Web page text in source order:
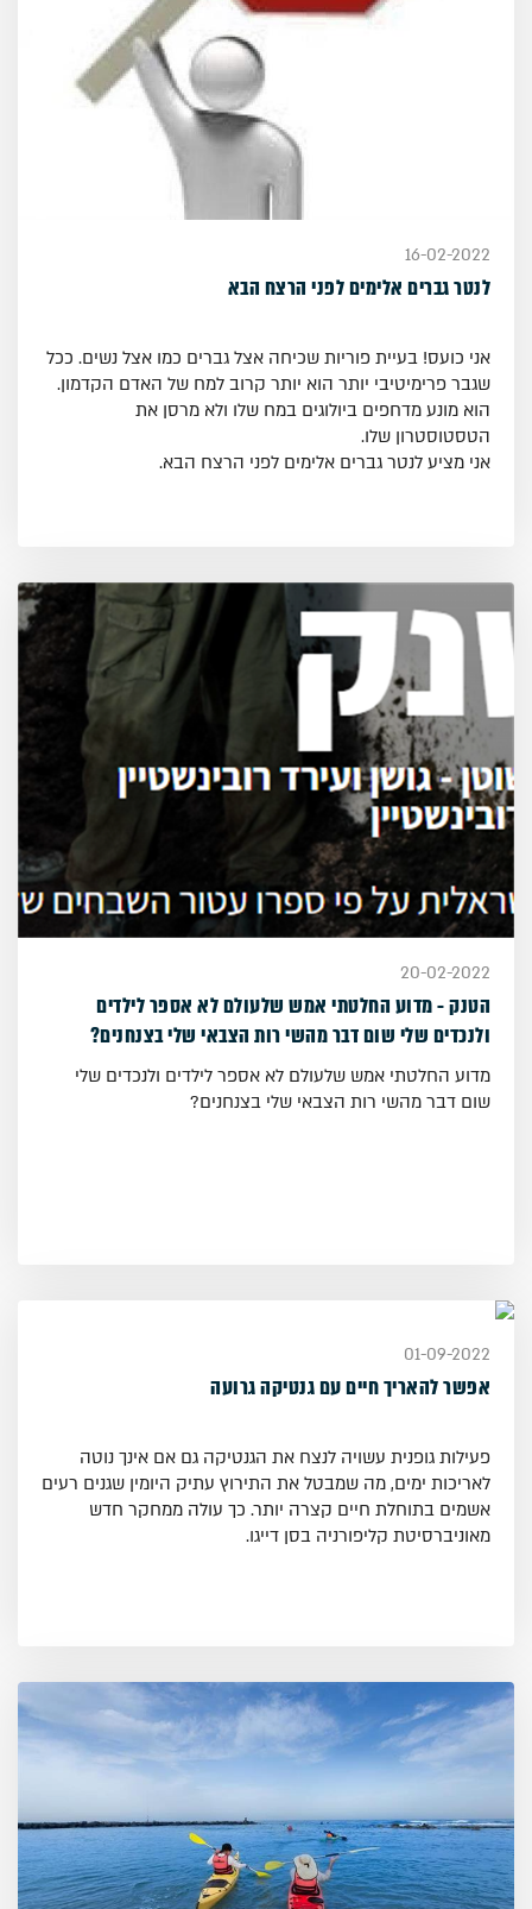
16-02-2022
לנטר גברים אלימים לפני הרצח הבא
אני כועס! בעיית פוריות שכיחה אצל גברים כמו אצל נשים. ככל
שגבר פרימיטיבי יותר הוא יותר קרוב למח של האדם הקדמון.
הוא מונע מדחפים ביולוגים במח שלו ולא מרסן את
הטסטוסטרון שלו.
אני מציע לנטר גברים אלימים לפני הרצח הבא.
20-02-2022
הטנק - מדוע החלטתי אמש שלעולם לא אספר לילדים
ולנכדים שלי שום דבר מהשי רות הצבאי שלי בצנחנים?
מדוע החלטתי אמש שלעולם לא אספר לילדים ולנכדים שלי
שום דבר מהשי רות הצבאי שלי בצנחנים?
01-09-2022
אפשר להאריך חיים עם גנטיקה גרועה
פעילות גופנית עשויה לנצח את הגנטיקה גם אם אינך נוטה
לאריכות ימים, מה שמבטל את התירוץ עתיק היומין שגנים רעים
אשמים בתוחלת חיים קצרה יותר. כך עולה ממחקר חדש
מאוניברסיטת קליפורניה בסן דייגו.